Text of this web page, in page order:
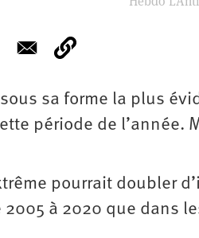
sa forme la plus
période de l’année.
pourrait doubler
à 2020 que dans